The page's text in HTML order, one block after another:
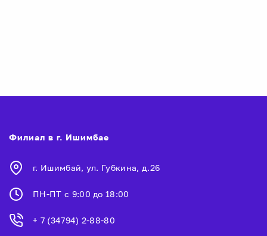
Филиал в г. Ишимбае
г. Ишимбай, ул. Губкина, д.26
ПН-ПТ с 9:00 до 18:00
+ 7 (34794) 2-88-80